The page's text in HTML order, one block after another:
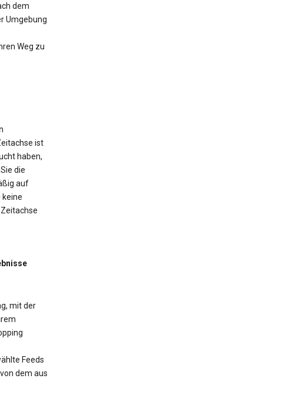
dem
Umgebung
Weg zu
ist
haben,
die
auf
keine
mit der
Feeds
dem aus